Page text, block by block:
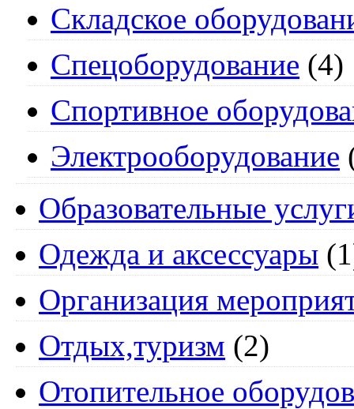
Складское
Спецоборудование (4)
Спортивное
Электрооборудование
Образовательные
Одежда и аксессуары
Организация
Отдых,туризм (2)
Отопительное